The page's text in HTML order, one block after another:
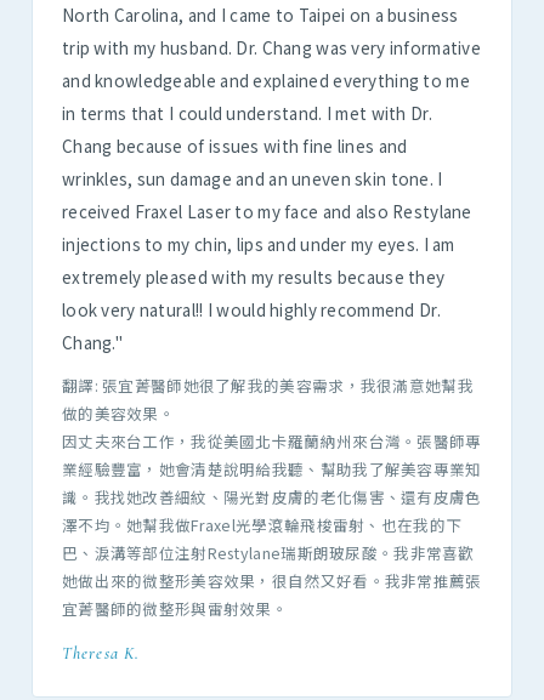
North Carolina, and I came to Taipei on a business
trip with my husband. Dr. Chang was very informative
and knowledgeable and explained everything to me
in terms that I could understand. I met with Dr.
Chang because of issues with fine lines and
wrinkles, sun damage and an uneven skin tone. I
received Fraxel Laser to my face and also Restylane
injections to my chin, lips and under my eyes. I am
extremely pleased with my results because they
look very natural!! I would highly recommend Dr.
Chang."
翻譯: 張宜菁醫師她很了解我的美容需求，我很滿意她幫我
做的美容效果。
因丈夫來台工作，我從美國北卡羅蘭納州來台灣。張醫師專
業經驗豐富，她會清楚說明給我聽、幫助我了解美容專業知
識。我找她改善細紋、陽光對皮膚的老化傷害、還有皮膚色
澤不均。她幫我做Fraxel光學滾輪飛梭雷射、也在我的下
巴、淚溝等部位注射Restylane瑞斯朗玻尿酸。我非常喜歡
她做出來的微整形美容效果，很自然又好看。我非常推薦張
宜菁醫師的微整形與雷射效果。
Theresa K.